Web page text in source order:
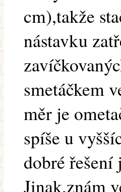
cm),takže
nástavku
smetáčkem
měr je
spíše u
dobré
Jinak,znám